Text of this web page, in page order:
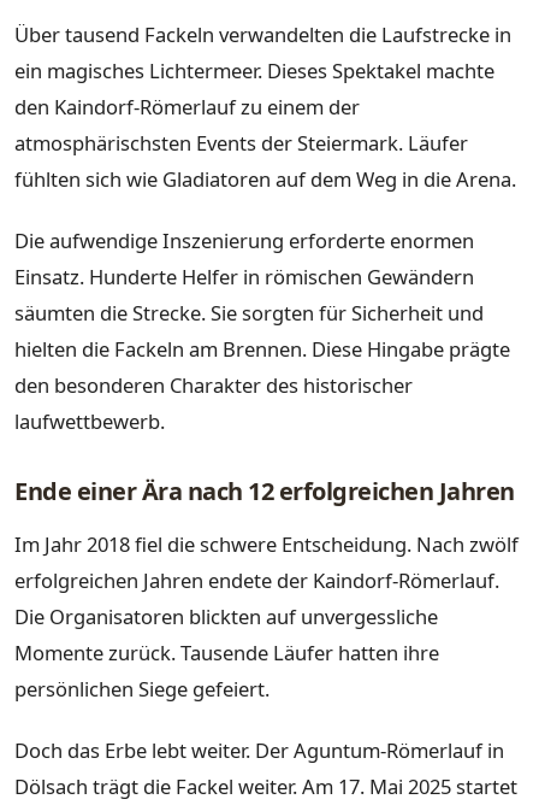
Über tausend Fackeln verwandelten die Laufstrecke in
ein magisches Lichtermeer. Dieses Spektakel machte
den Kaindorf-Römerlauf zu einem der
atmosphärischsten Events der Steiermark. Läufer
fühlten sich wie Gladiatoren auf dem Weg in die Arena.
Die aufwendige Inszenierung erforderte enormen
Einsatz. Hunderte Helfer in römischen Gewändern
säumten die Strecke. Sie sorgten für Sicherheit und
hielten die Fackeln am Brennen. Diese Hingabe prägte
den besonderen Charakter des historischer
laufwettbewerb.
Ende einer Ära nach 12 erfolgreichen Jahren
Im Jahr 2018 fiel die schwere Entscheidung. Nach zwölf
erfolgreichen Jahren endete der Kaindorf-Römerlauf.
Die Organisatoren blickten auf unvergessliche
Momente zurück. Tausende Läufer hatten ihre
persönlichen Siege gefeiert.
Doch das Erbe lebt weiter. Der Aguntum-Römerlauf in
Dölsach trägt die Fackel weiter. Am 17. Mai 2025 startet